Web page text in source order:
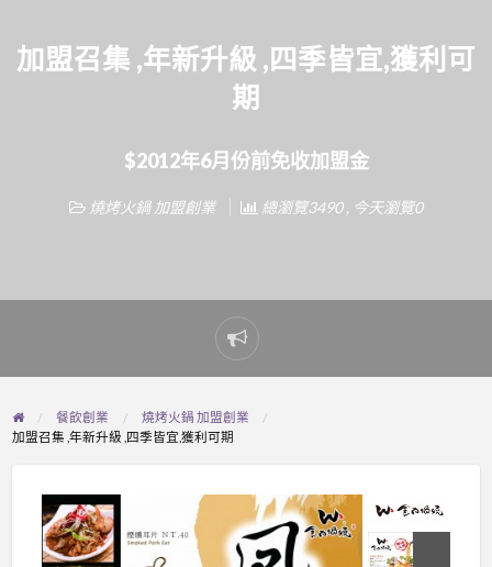
加盟召集 ,年新升級 ,四季皆宜,獲利可
期
$2012年6月份前免收加盟金
燒烤火鍋 加盟創業 總瀏覽3490 , 今天瀏覽0
Report
problem
餐飲創業
燒烤火鍋 加盟創業
加盟召集 ,年新升級 ,四季皆宜,獲利可期